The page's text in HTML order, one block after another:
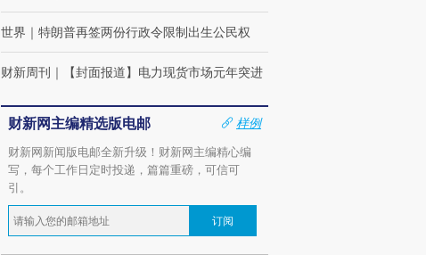
世界 ｜ 特朗普再签两份行政令限制出生公民权
财新周刊 ｜ 【封面报道】电力现货市场元年突进
财新网主编精选版电邮
样例
财新网新闻版电邮全新升级！财新网主编精心编
写，每个工作日定时投递，篇篇重磅，可信可
引。
订阅